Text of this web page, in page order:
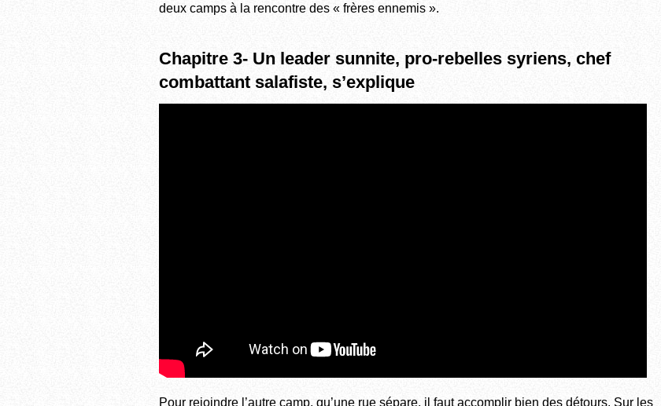
deux camps à la rencontre des « frères ennemis ».
Chapitre 3- Un leader sunnite, pro-rebelles syriens, chef
combattant salafiste, s’explique
Pour rejoindre l’autre camp, qu’une rue sépare, il faut accomplir bien des détours. Sur les